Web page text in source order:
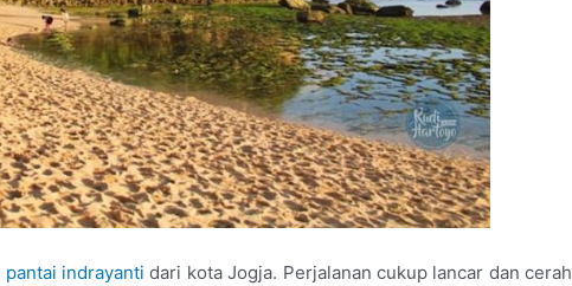
pantai indrayanti dari kota Jogja. Perjalanan cukup lancar dan cerah